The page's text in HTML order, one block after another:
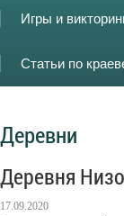
Игры и
Статьи по
Деревни
Деревня
17.09.2020